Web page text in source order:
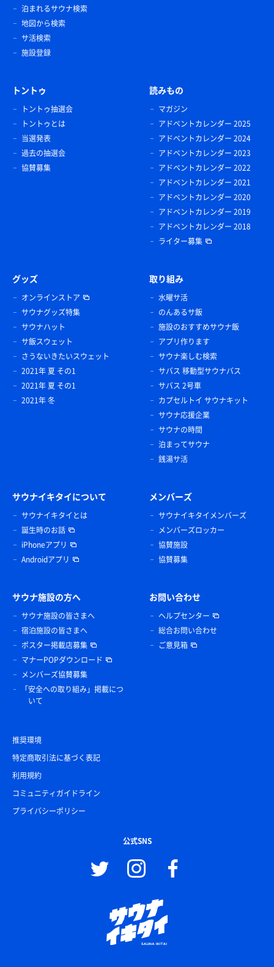
泊まれるサウナ検索
地図から検索
サ活検索
施設登録
トントゥ
トントゥ抽選会
トントゥとは
当選発表
過去の抽選会
協賛募集
読みもの
マガジン
アドベントカレンダー 2025
アドベントカレンダー 2024
アドベントカレンダー 2023
アドベントカレンダー 2022
アドベントカレンダー 2021
アドベントカレンダー 2020
アドベントカレンダー 2019
アドベントカレンダー 2018
ライター募集
グッズ
オンラインストア
サウナグッズ特集
サウナハット
サ飯スウェット
さうないきたいスウェット
2021年 夏 その1
2021年 夏 その1
2021年 冬
取り組み
水曜サ活
のんあるサ飯
施設のおすすめサウナ飯
アプリ作ります
サウナ楽しむ検索
サバス 移動型サウナバス
サバス 2号車
カプセルトイ サウナキット
サウナ応援企業
サウナの時間
泊まってサウナ
銭湯サ活
サウナイキタイについて
サウナイキタイとは
誕生時のお話
iPhoneアプリ
Androidアプリ
メンバーズ
サウナイキタイメンバーズ
メンバーズロッカー
協賛施設
協賛募集
サウナ施設の方へ
サウナ施設の皆さまへ
宿泊施設の皆さまへ
ポスター掲載店募集
マナーPOPダウンロード
メンバーズ協賛募集
「安全への取り組み」掲載につ
いて
お問い合わせ
ヘルプセンター
総合お問い合わせ
ご意見箱
推奨環境
特定商取引法に基づく表記
利用規約
コミュニティガイドライン
プライバシーポリシー
公式SNS